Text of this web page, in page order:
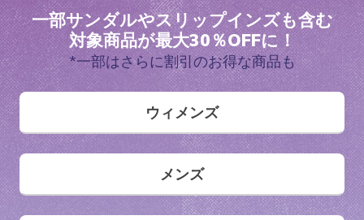
一部サンダルやスリップインズも含む
対象商品が最大30％OFFに！
*一部はさらに割引のお得な商品も
ウィメンズ
メンズ